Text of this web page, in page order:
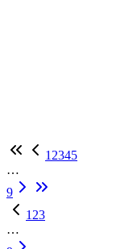
1 2345
…
9
1 23
…